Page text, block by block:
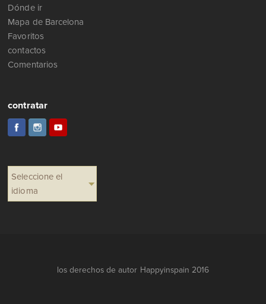
Dónde ir
Mapa de Barcelona
Favoritos
contactos
Comentarios
contratar
Seleccione el
idioma
los derechos de autor Happyinspain 2016